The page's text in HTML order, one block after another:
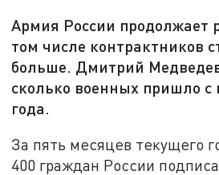
Армия России продолжает
том числе контрактников
больше. Дмитрий
сколько военных пришло с
года.
За пять месяцев текущего
400 граждан России